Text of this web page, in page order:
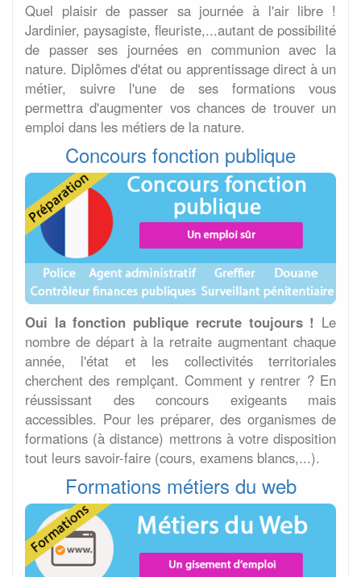
Quel plaisir de passer sa journée à l'air libre !
Jardinier, paysagiste, fleuriste,...autant de possibilité
de passer ses journées en communion avec la
nature. Diplômes d'état ou apprentissage direct à un
métier, suivre l'une de ses formations vous
permettra d'augmenter vos chances de trouver un
emploi dans les métiers de la nature.
Concours fonction publique
Oui la fonction publique recrute toujours ! Le
nombre de départ à la retraite augmentant chaque
année, l'état et les collectivités territoriales
cherchent des remplçant. Comment y rentrer ? En
réussissant des concours exigeants mais
accessibles. Pour les préparer, des organismes de
formations (à distance) mettrons à votre disposition
tout leurs savoir-faire (cours, examens blancs,...).
Formations métiers du web